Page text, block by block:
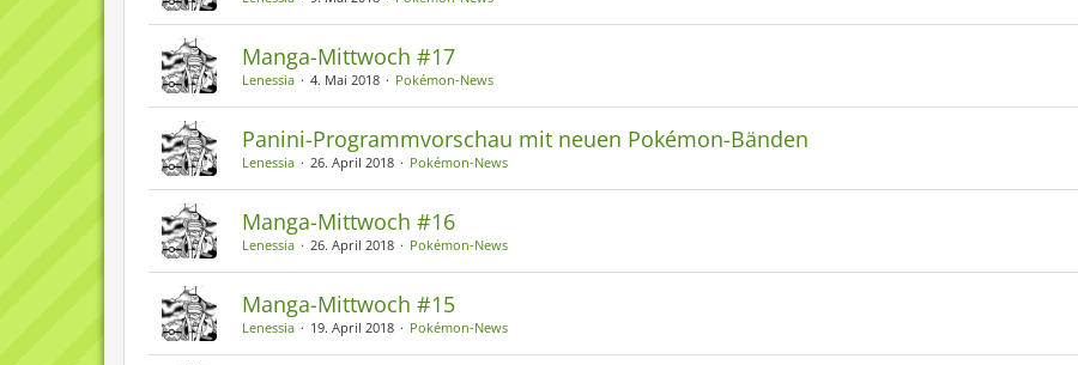
Manga-Mittwoch #17
Lenessia 4. Mai 2018 Pokémon-News
Panini-Programmvorschau mit neuen Pokémon-Bänden
Lenessia 26. April 2018 Pokémon-News
Manga-Mittwoch #16
Lenessia 26. April 2018 Pokémon-News
Manga-Mittwoch #15
Lenessia 19. April 2018 Pokémon-News